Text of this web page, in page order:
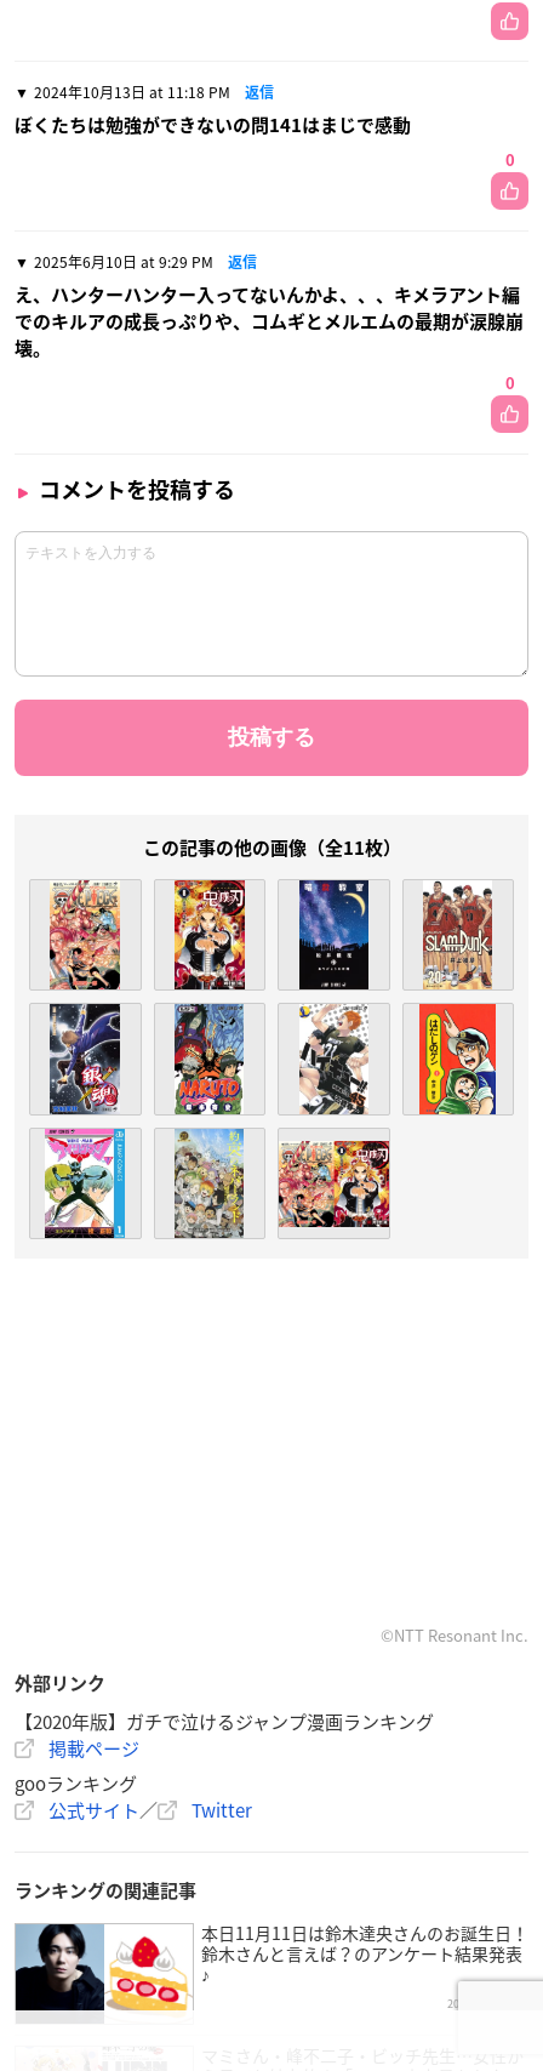
2024年10月13日 at 11:18 PM 返信
ぼくたちは勉強ができないの問141はまじで感動
0
2025年6月10日 at 9:29 PM 返信
え、ハンターハンター入ってないんかよ、、、キメラアント編
でのキルアの成長っぷりや、コムギとメルエムの最期が涙腺崩
壊。
0
コメントを投稿する
この記事の他の画像（全11枚）
©NTT Resonant Inc.
外部リンク
【2020年版】ガチで泣けるジャンプ漫画ランキング
掲載ページ
gooランキング
公式サイト／ Twitter
ランキングの関連記事
本日11月11日は鈴木達央さんのお誕生日！
鈴木さんと言えば？のアンケート結果発表
♪
2020年11月11日